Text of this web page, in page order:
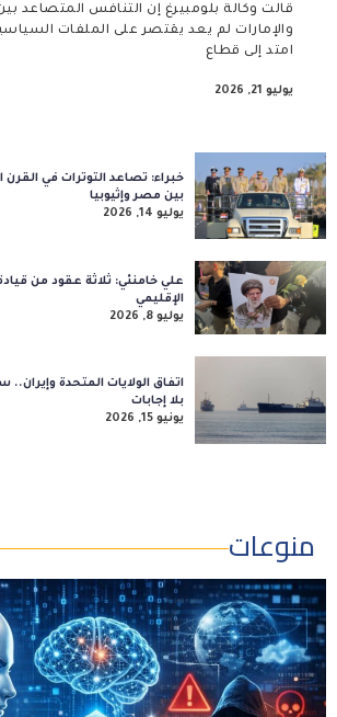
قالت وكالة بلومبيرغ إن التنافس المتصاعد
والإمارات لم يعد يقتصر على الملفات
امتد إلى قطاع
يوليو 21, 2026
خبراء: تصاعد التوترات في القرن
بين مصر وإثيوبيا
يوليو 14, 2026
علي خامنئي: ثلاثة عقود من قيادة
الإقليمي
يوليو 8, 2026
اتفاق الولايات المتحدة
بلا إجابات
يونيو 15, 2026
منوعات